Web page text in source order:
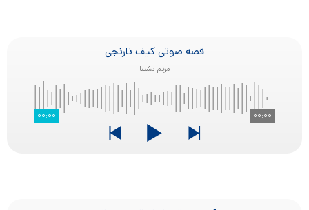
قصه صوتی کیف نارنجی
مریم نشیبا
۰۰:۰۰ ۰۰:۰۰